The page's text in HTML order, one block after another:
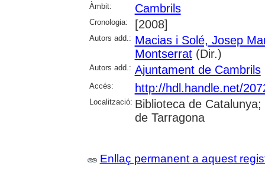
Àmbit: Cambrils
Cronologia: [2008]
Autors add.: Macias i Solé, Josep
Montserrat(Dir.)
Autors add.: Ajuntament de Cambrils
Accés: http://hdl.handle.net/
Localització: Biblioteca de
de Tarragona
Enllaç permanent a aquest